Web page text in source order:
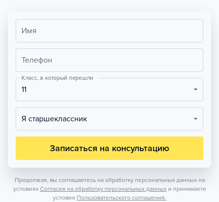
Имя
Телефон
Класс, в который перешли
11
Я старшеклассник
Записаться на консультацию
Продолжая, вы соглашаетесь на обработку персональных данных на
условиях Согласия на обработку персональных данных и принимаете
условия Пользовательского соглашения.